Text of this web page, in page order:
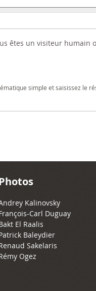
êtes un visiteur
simple et saisissez le
Kalinovsky
Carl Duguay
El Raalis
Baleydier
Sakelaris
Ogez